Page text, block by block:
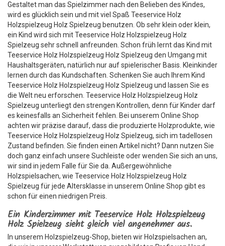
Gestaltet man das Spielzimmer nach den Belieben des Kindes,
wird es glücklich sein und mit viel Spaß Teeservice Holz
Holzspielzeug Holz Spielzeug benutzen. Ob sehr klein oder klein,
ein Kind wird sich mit Teeservice Holz Holzspielzeug Holz
Spielzeug sehr schnell anfreunden. Schon früh lernt das Kind mit
Teeservice Holz Holzspielzeug Holz Spielzeug den Umgang mit
Haushaltsgeräten, natürlich nur auf spielerischer Basis. Kleinkinder
lernen durch das Kundschaften. Schenken Sie auch Ihrem Kind
Teeservice Holz Holzspielzeug Holz Spielzeug und lassen Sie es
die Welt neu erforschen. Teeservice Holz Holzspielzeug Holz
Spielzeug unterliegt den strengen Kontrollen, denn für Kinder darf
es keinesfalls an Sicherheit fehlen. Bei unserem Online Shop
achten wir präzise darauf, dass die produzierte Holzprodukte, wie
Teeservice Holz Holzspielzeug Holz Spielzeug, sich im tadellosen
Zustand befinden. Sie finden einen Artikel nicht? Dann nutzen Sie
doch ganz einfach unsere Suchleiste oder wenden Sie sich an uns,
wir sind in jedem Falle für Sie da. Außergewöhnliche
Holzspielsachen, wie Teeservice Holz Holzspielzeug Holz
Spielzeug für jede Altersklasse in unserem Online Shop gibt es
schon für einen niedrigen Preis.
Ein Kinderzimmer mit Teeservice Holz Holzspielzeug
Holz Spielzeug sieht gleich viel angenehmer aus.
In unserem Holzspielzeug-Shop, bieten wir Holzspielsachen an,